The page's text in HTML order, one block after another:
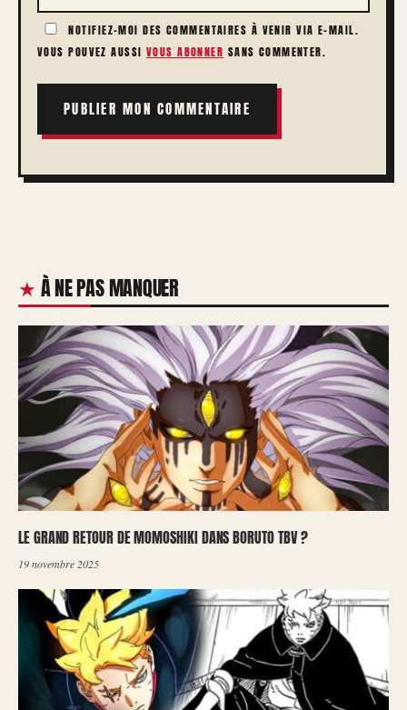
NOTIFIEZ-MOI DES COMMENTAIRES À VENIR VIA E-MAIL.
VOUS POUVEZ AUSSI VOUS ABONNER SANS COMMENTER.
À NE PAS MANQUER
LE GRAND RETOUR DE MOMOSHIKI DANS BORUTO TBV ?
19 novembre 2025